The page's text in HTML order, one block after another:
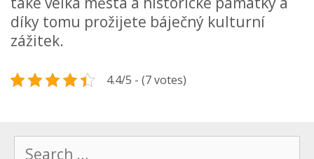
díky tomu prožijete báječný kulturní
zážitek.
4.4/5 - (7 votes)